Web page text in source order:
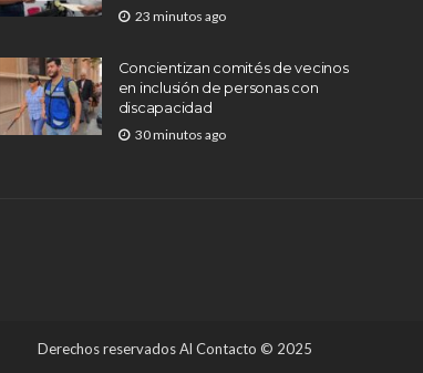
23 minutos ago
Concientizan comités de vecinos
en inclusión de personas con
discapacidad
30 minutos ago
Derechos reservados Al Contacto © 2025